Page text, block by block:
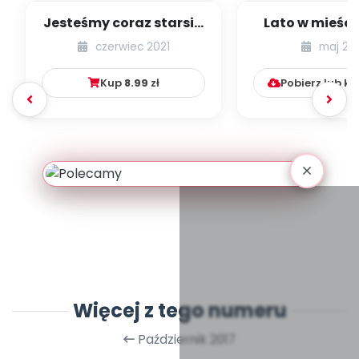
Jesteśmy coraz starsi -
zestaw
czerwiec 2021
Kup 8.99 zł
Lato w
dzieci
numer
maj
Pobierz lub
Więcej z tego numeru
Październik 2017